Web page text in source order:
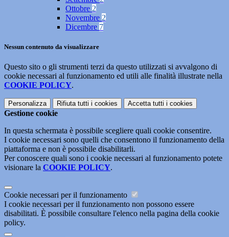
Ottobre 2
Novembre 2
Dicembre 7
Nessun contenuto da visualizzare
Questo sito o gli strumenti terzi da questo utilizzati si avvalgono di
cookie necessari al funzionamento ed utili alle finalità illustrate nella
COOKIE POLICY.
Personalizza Rifiuta tutti i cookies Accetta tutti i cookies
Gestione cookie
In questa schermata è possibile scegliere quali cookie consentire.
I cookie necessari sono quelli che consentono il funzionamento della
piattaforma e non è possibile disabilitarli.
Per conoscere quali sono i cookie necessari al funzionamento potete
visionare la COOKIE POLICY.
Cookie necessari per il funzionamento
I cookie necessari per il funzionamento non possono essere
disabilitati. È possibile consultare l'elenco nella pagina della cookie
policy.